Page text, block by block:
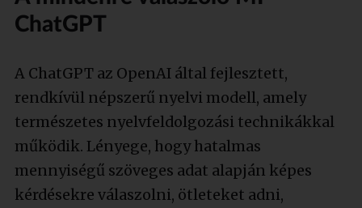
ChatGPT
A ChatGPT az OpenAI által fejlesztett,
rendkívül népszerű nyelvi modell, amely
természetes nyelvfeldolgozási technikákkal
működik. Lényege, hogy hatalmas
mennyiségű szöveges adat alapján képes
kérdésekre válaszolni, ötleteket adni,